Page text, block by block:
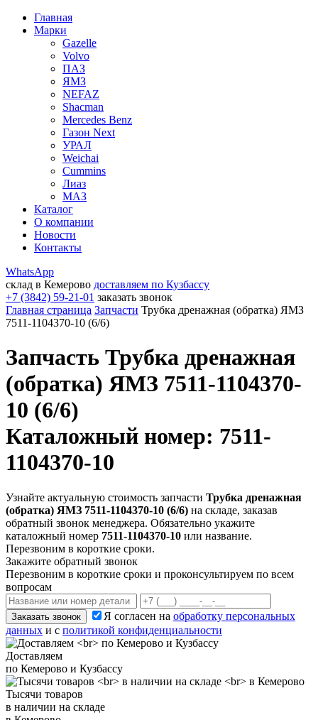
Главная
Марки
Gazelle
Volvo
ПАЗ
ЯМЗ
NEFAZ
Shacman
Mercedes Benz
Газон Next
УРАЛ
Weichai
Cummins
Лиаз
МАЗ
Каталог
О компании
Новости
Контакты
WhatsApp
склад в Кемерово доставляем по Кузбассу
+7 (3842) 59-21-01 заказать звонок
Главная страница Запчасти Трубка дренажная (обратка) ЯМЗ
7511-1104370-10 (6/6)
Запчасть Трубка дренажная
(обратка) ЯМЗ 7511-1104370-
10 (6/6)
Каталожный номер: 7511-
1104370-10
Узнайте актуальную стоимость запчасти Трубка дренажная
(обратка) ЯМЗ 7511-1104370-10 (6/6) на складе, заказав
обратный звонок менеджера. Обязательно укажите
каталожный номер 7511-1104370-10 или название.
Перезвоним в короткие сроки.
Закажите обратный звонок
Перезвоним в короткие сроки и проконсультируем по всем
вопросам
Заказать звонок Я согласен на обработку персональных
данных и с политикой конфиденциальности
Доставляем
по Кемерово и Кузбассу
Тысячи товаров
в наличии на складе